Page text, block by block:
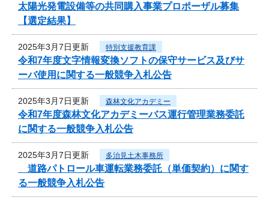
太陽光発電設備等の共同購入事業プロポーザル募集
【選定結果】
2025年3月7日更新 特別支援教育課
令和7年度文字情報変換ソフトの保守サービス及びサ
ーバ使用に関する一般競争入札公告
2025年3月7日更新 森林文化アカデミー
令和7年度森林文化アカデミーバス運行管理業務委託
に関する一般競争入札公告
2025年3月7日更新 多治見土木事務所
道路パトロール車運転業務委託（単価契約）に関す
る一般競争入札公告